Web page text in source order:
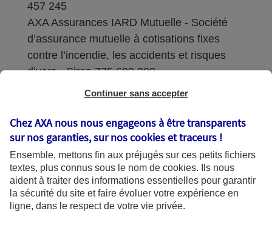
457 245
AXA Assurances IARD Mutuelle - Société
d’assurance mutuelle à cotisations fixes
contre l’incendie, les accidents et risques
divers - Siren 775 699 309
Sièges sociaux : 313 Terrasses de l’Arche –
Coordonnées de l'Autorité de contrôle
prudentiel et de résolution (ACPR) : - 4
Place de Budapest - CS 92459 - 75436
Paris Cedex 09. Le détail des procédures de
recours et de réclamation et les
Continuer sans accepter
Chez AXA nous nous engageons à être transparents
sur nos garanties, sur noscookies et traceurs !
Ensemble, mettons fin aux préjugés sur ces petits fichiers
textes, plus connus sous le nom de cookies. Ils nous
aident à traiter des informations essentielles pour garantir
la sécurité du site et faire évoluer votre expérience en
ligne, dans le respect de votre vie privée.